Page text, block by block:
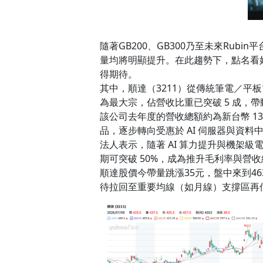
隨著GB200、GB300乃至未來Rubin
量均將明顯提升。在此趨勢下，點名
得期待。
其中，順達（3211）從傳統筆電／平
為最大宗，佔營收比重已突破 5 成，
該公司去年度的營收總額約為新台幣
品，逐步轉向受惠於 AI 伺服器與資料
法人表示，隨著 AI 算力提升與機架級
期可突破 50%，成為推升毛利率與營
順達股價今帶量跳漲35元，盤中來到
待拉回至重要均線（如月線）支撐區